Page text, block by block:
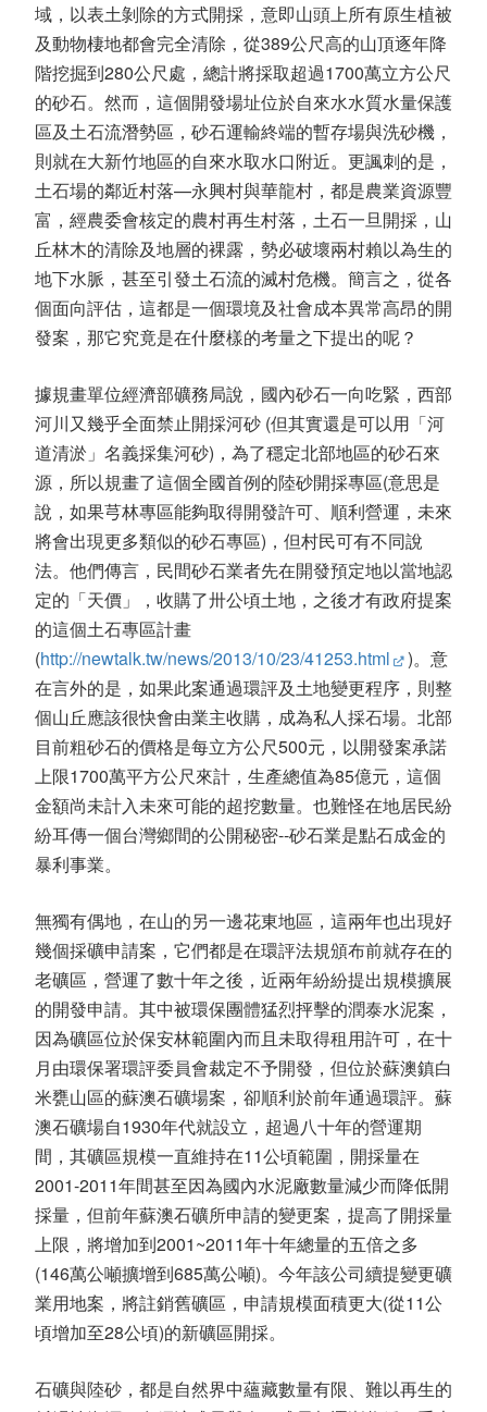
域，以表土剝除的方式開採，意即山頭上所有原生植被
及動物棲地都會完全清除，從389公尺高的山頂逐年降
階挖掘到280公尺處，總計將採取超過1700萬立方公尺
的砂石。然而，這個開發場址位於自來水水質水量保護
區及土石流潛勢區，砂石運輸終端的暫存場與洗砂機，
則就在大新竹地區的自來水取水口附近。更諷刺的是，
土石場的鄰近村落—永興村與華龍村，都是農業資源豐
富，經農委會核定的農村再生村落，土石一旦開採，山
丘林木的清除及地層的裸露，勢必破壞兩村賴以為生的
地下水脈，甚至引發土石流的滅村危機。簡言之，從各
個面向評估，這都是一個環境及社會成本異常高昂的開
發案，那它究竟是在什麼樣的考量之下提出的呢？
據規畫單位經濟部礦務局說，國內砂石一向吃緊，西部
河川又幾乎全面禁止開採河砂 (但其實還是可以用「河
道清淤」名義採集河砂)，為了穩定北部地區的砂石來
源，所以規畫了這個全國首例的陸砂開採專區(意思是
說，如果芎林專區能夠取得開發許可、順利營運，未來
將會出現更多類似的砂石專區)，但村民可有不同說
法。他們傳言，民間砂石業者先在開發預定地以當地認
定的「天價」，收購了卅公頃土地，之後才有政府提案
的這個土石專區計畫
(http://newtalk.tw/news/2013/10/23/41253.html
)。意
在言外的是，如果此案通過環評及土地變更程序，則整
個山丘應該很快會由業主收購，成為私人採石場。北部
目前粗砂石的價格是每立方公尺500元，以開發案承諾
上限1700萬平方公尺來計，生產總值為85億元，這個
金額尚未計入未來可能的超挖數量。也難怪在地居民紛
紛耳傳一個台灣鄉間的公開秘密--砂石業是點石成金的
暴利事業。
無獨有偶地，在山的另一邊花東地區，這兩年也出現好
幾個採礦申請案，它們都是在環評法規頒布前就存在的
老礦區，營運了數十年之後，近兩年紛紛提出規模擴展
的開發申請。其中被環保團體猛烈抨擊的潤泰水泥案，
因為礦區位於保安林範圍內而且未取得租用許可，在十
月由環保署環評委員會裁定不予開發，但位於蘇澳鎮白
米甕山區的蘇澳石礦場案，卻順利於前年通過環評。蘇
澳石礦場自1930年代就設立，超過八十年的營運期
間，其礦區規模一直維持在11公頃範圍，開採量在
2001-2011年間甚至因為國內水泥廠數量減少而降低開
採量，但前年蘇澳石礦所申請的變更案，提高了開採量
上限，將增加到2001~2011年十年總量的五倍之多
(146萬公噸擴增到685萬公噸)。今年該公司續提變更礦
業用地案，將註銷舊礦區，申請規模面積更大(從11公
頃增加至28公頃)的新礦區開採。
石礦與陸砂，都是自然界中蘊藏數量有限、難以再生的